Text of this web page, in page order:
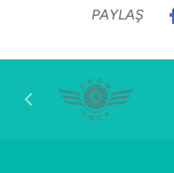
PAYLAŞ